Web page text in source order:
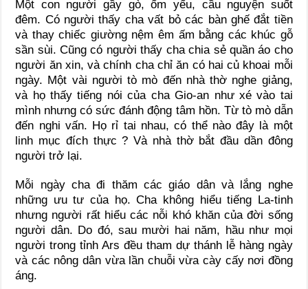
Một con người gầy gò, ốm yếu, cầu nguyện suốt
đêm. Có người thấy cha vất bỏ các bàn ghế đắt tiền
và thay chiếc giường nệm êm ấm bằng các khúc gỗ
sần sùi. Cũng có người thấy cha chia sẻ quần áo cho
người ăn xin, và chính cha chỉ ăn có hai củ khoai mỗi
ngày. Một vài người tò mò đến nhà thờ nghe giảng,
và họ thấy tiếng nói của cha Gio-an như xé vào tai
mình nhưng có sức đánh động tâm hồn. Từ tò mò dẫn
đến nghi vấn. Họ rỉ tai nhau, có thể nào đây là một
linh mục đích thực ? Và nhà thờ bắt đầu dần đông
người trở lại.
Mỗi ngày cha đi thăm các giáo dân và lắng nghe
những ưu tư của họ. Cha không hiểu tiếng La-tinh
nhưng người rất hiểu các nỗi khó khăn của đời sống
người dân. Do đó, sau mười hai năm, hầu như mọi
người trong tỉnh Ars đều tham dự thánh lễ hàng ngày
và các nông dân vừa lần chuỗi vừa cày cấy nơi đồng
áng.